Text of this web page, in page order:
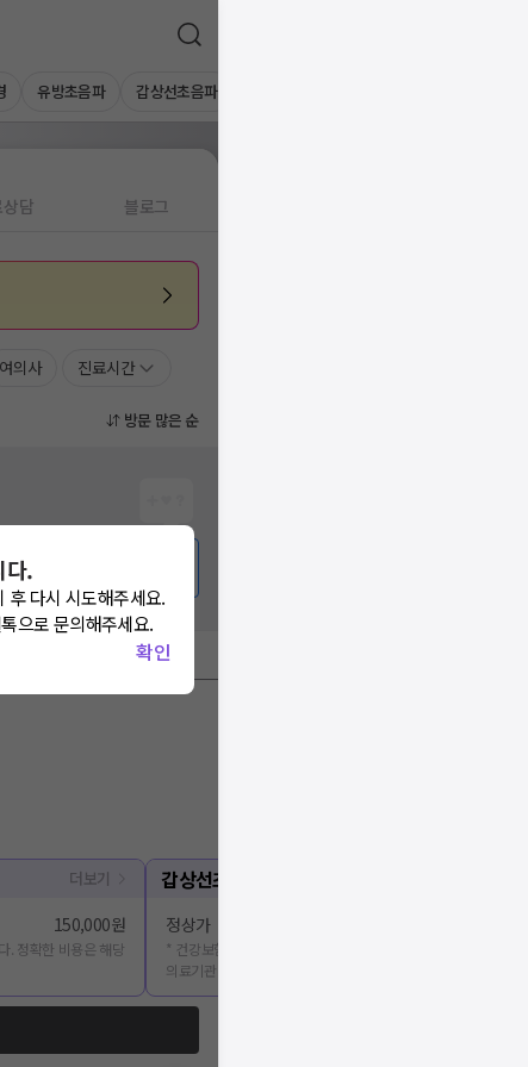
유방초음파 갑상선초음파
담 블로그
여의사 진료시간
방문 많은 순
더보기
150,000원
. 정확한 비용은 해당
갑상선초음파
정상가
* 건강보험심사평가원에 공개된 진료비용을 출처로 합니다. 정확
의료기관에 문의해주세요.
다.
후 다시 시도해주세요.
으로 문의해주세요.
확인